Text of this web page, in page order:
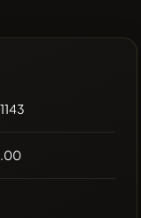
1143